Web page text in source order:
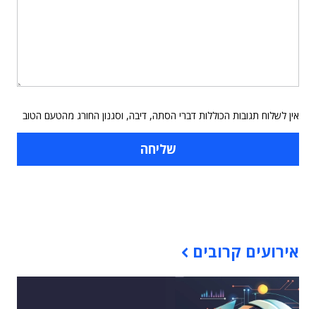
אין לשלוח תגובות הכוללות דברי הסתה, דיבה, וסגנון החורג מהטעם הטוב
אירועים קרובים